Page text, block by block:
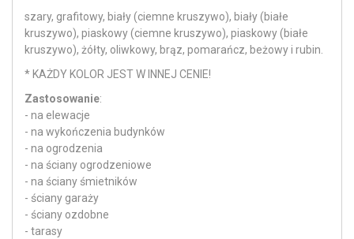
szary, grafitowy, biały (ciemne kruszywo), biały (białe
kruszywo), piaskowy (ciemne kruszywo), piaskowy (białe
kruszywo), żółty, oliwkowy, brąz, pomarańcz, beżowy i rubin.
* KAŻDY KOLOR JEST W INNEJ CENIE!
Zastosowanie:
- na elewacje
- na wykończenia budynków
- na ogrodzenia
- na ściany ogrodzeniowe
- na ściany śmietników
- ściany garaży
- ściany ozdobne
- tarasy